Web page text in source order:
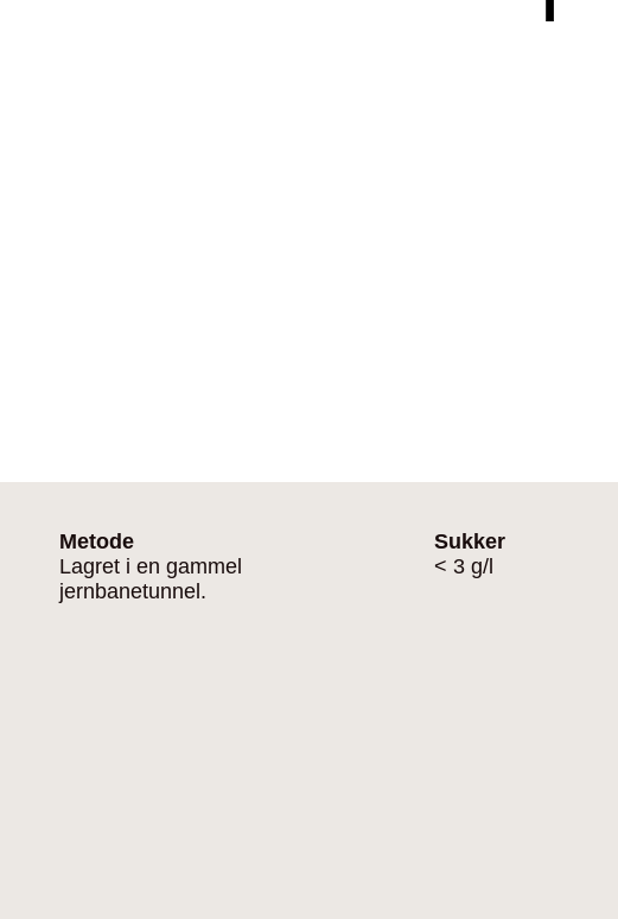
Metode
Lagret i en gammel
jernbanetunnel.
Sukker
< 3 g/l